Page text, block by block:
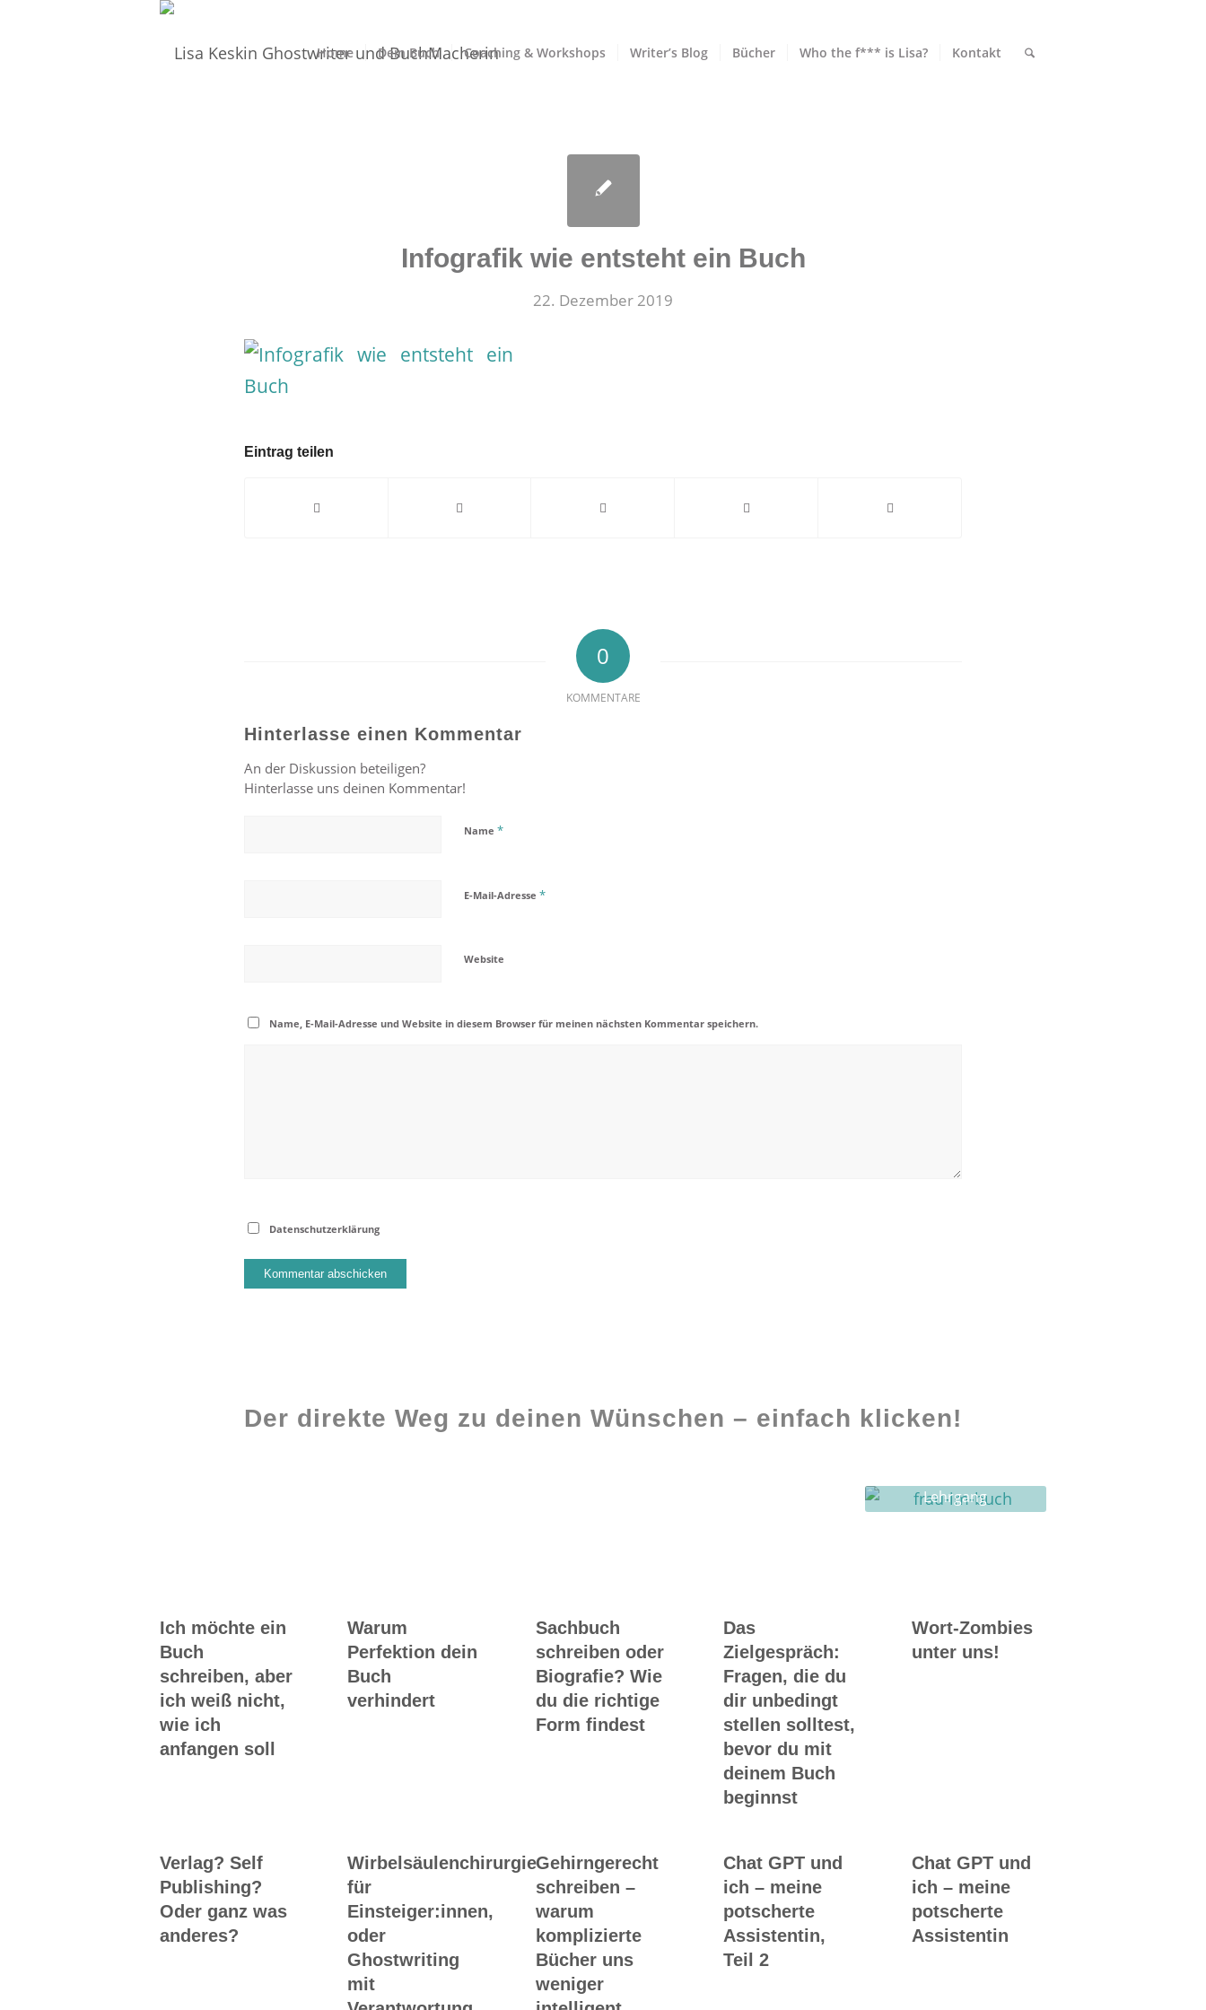
Home Dein Buch Coaching & Workshops Writer’s Blog Bücher Who the f*** is Lisa? Kontakt
Infografik wie entsteht ein Buch
22. Dezember 2019
Eintrag teilen
0
KOMMENTARE
Hinterlasse einen Kommentar
An der Diskussion beteiligen?
Hinterlasse uns deinen Kommentar!
Name *
E-Mail-Adresse *
Website
Name, E-Mail-Adresse und Website in diesem Browser für meinen nächsten Kommentar speichern.
Datenschutzerklärung
Der direkte Weg zu deinen Wünschen – einfach klicken!
Lehrgang
Ghostwriting
Ich möchte ein
Buch
schreiben, aber
ich weiß nicht,
wie ich
anfangen soll
Warum
Perfektion dein
Buch
verhindert
Sachbuch
schreiben oder
Biografie? Wie
du die richtige
Form findest
Das
Zielgespräch:
Fragen, die du
dir unbedingt
stellen solltest,
bevor du mit
deinem Buch
beginnst
Wort-Zombies
unter uns!
Verlag? Self
Publishing?
Oder ganz was
anderes?
Wirbelsäulenchirurgie
für
Einsteiger:innen,
oder
Ghostwriting
mit
Gehirngerecht
schreiben –
warum
komplizierte
Bücher uns
weniger
Chat GPT und
ich – meine
potscherte
Assistentin,
Teil 2
Chat GPT und
ich – meine
potscherte
Assistentin